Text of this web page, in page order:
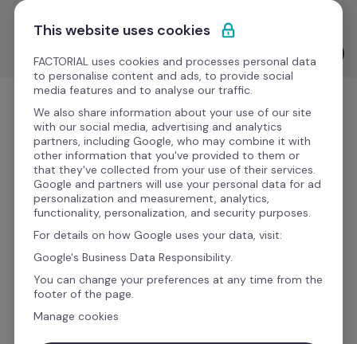
Pular para o conteúdo
Descomplique seu RH: tome decisões estratégicas com
Avaliações de Desempenho guiadas por IA. 🚀
Experimente Grátis
Gostaria de saber mais
sobre essa integração?
Preencha o formulário para receber todas as
informações dessa integração e melhorar sua
eficiência com a Factorial.
This website uses cookies
FACTORIAL uses cookies and processes personal data
to personalise content and ads, to provide social
media features and to analyse our traffic.
We also share information about your use of our site
with our social media, advertising and analytics
partners, including Google, who may combine it with
other information that you've provided to them or
that they've collected from your use of their services.
Google and partners will use your personal data for ad
personalization and measurement, analytics,
functionality, personalization, and security purposes.
For details on how Google uses your data, visit:
Google's Business Data Responsibility.
You can change your preferences at any time from the
footer of the page.
Manage cookies